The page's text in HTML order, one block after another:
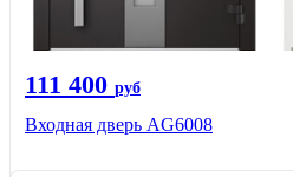
111 400 руб
Входная дверь AG6008